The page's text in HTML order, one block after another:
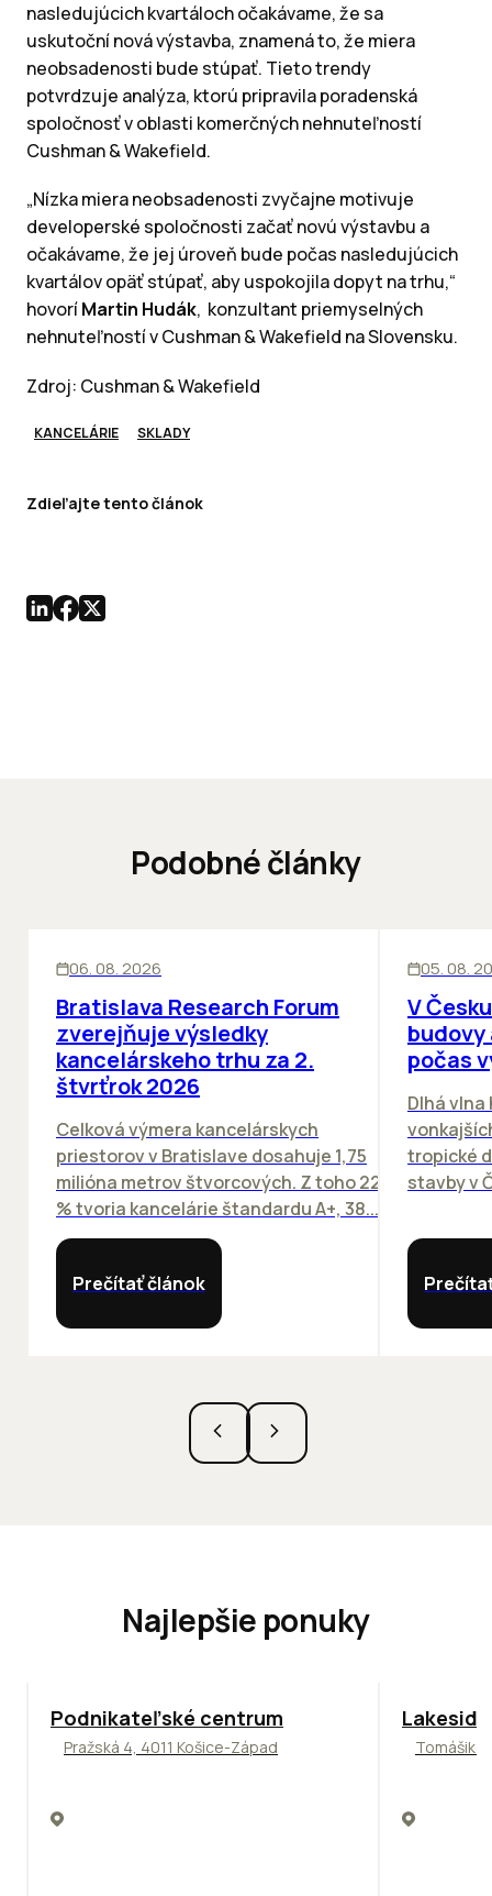
nasledujúcich kvartáloch očakávame, že sa
uskutoční nová výstavba, znamená to, že miera
neobsadenosti bude stúpať. Tieto trendy
potvrdzuje analýza, ktorú pripravila poradenská
spoločnosť v oblasti komerčných nehnuteľností
Cushman & Wakefield.
„Nízka miera neobsadenosti zvyčajne motivuje
developerské spoločnosti začať novú výstavbu a
očakávame, že jej úroveň bude počas nasledujúcich
kvartálov opäť stúpať, aby uspokojila dopyt na trhu,“
hovoríMartin Hudák, konzultant priemyselných
nehnuteľností v Cushman & Wakefield na Slovensku.
Zdroj: Cushman & Wakefield
KANCELÁRIE SKLADY
Zdieľajte tento článok
Podobné články
06. 08. 2026
Bratislava Research Forum
zverejňuje výsledky
kancelárskeho trhu za 2.
štvrťrok 2026
Celková výmera kancelárskych
priestorov v Bratislave dosahuje 1,75
milióna metrov štvorcových. Z toho 22
% tvoria kancelárie štandardu A+, 38...
Prečítať článok
05. 08.
V
počas
Dlhá
tropické
stavby v
Najlepšie ponuky
ODPORÚČAME
Podnikateľské centrum
Pražská 4, 4011 Košice-Západ